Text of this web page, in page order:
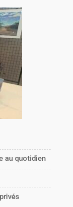
au quotidien